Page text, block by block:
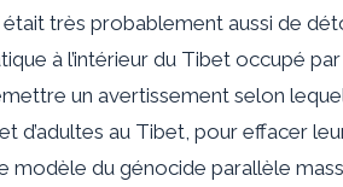
était très probablement aussi de
à l’intérieur du Tibet occupé
un avertissement selon
d’adultes au Tibet, pour effacer
modèle du génocide parallèle